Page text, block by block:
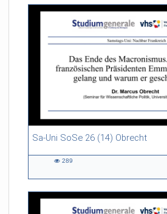
Sa-Uni SoSe 26 (14) Obrecht
46:53 duration
289